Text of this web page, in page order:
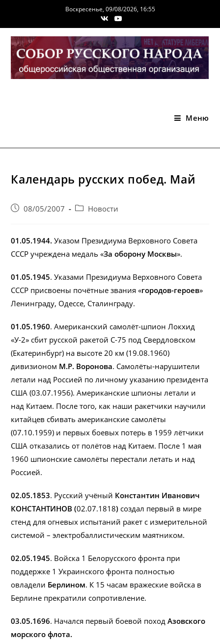
содержимому
Воскресенье, 09/08/2026, 16:55
Меню
Календарь русских побед. Май
Запись08/05/2007
PostНовости
01.05.1944. Указом Президиума Верховного Совета
СССР учреждена медаль «За оборону Москвы».
01.05.1945. Указами Президиума Верховного Совета
СССР присвоены почётные звания «городов-героев»
Ленинграду, Одессе, Сталинграду.
01.05.1960. Американский самолёт-шпион Локхид
«У-2» сбит русской ракетой С-75 под Свердловском
(Екатеринбург) на высоте 20 км (19.08.1960)
дивизионом М.Р. Воронова. Самолёты-нарушители
летали над Россией по личному указанию президента
США (03.07.1956). Американские шпионы летали и
над Китаем. После того, как наши ракетчики научили
китайцев сбивать американские самолёты
(07.10.1959) и первых боевых потерь в 1959 лётчики
США отказались от полётов над Китаем. После 1 мая
1960 шпионские самолёты перестали летать и над
Россией.
02.05.1853. Русский учёный Константин Иванович
КОНСТАНТИНОВ (02.07.1818) создал первый в мире
стенд для огневых испытаний ракет с измерительной
системой – электробаллистическим маятником.
02.05.1945. Войска 1 Белорусского фронта при
поддержке 1 Украинского фронта полностью
овладели Берлином. К 15 часам вражеские войска в
Берлине прекратили сопротивление.
03.05.1696. Начался первый боевой походАзовского
морского флота.